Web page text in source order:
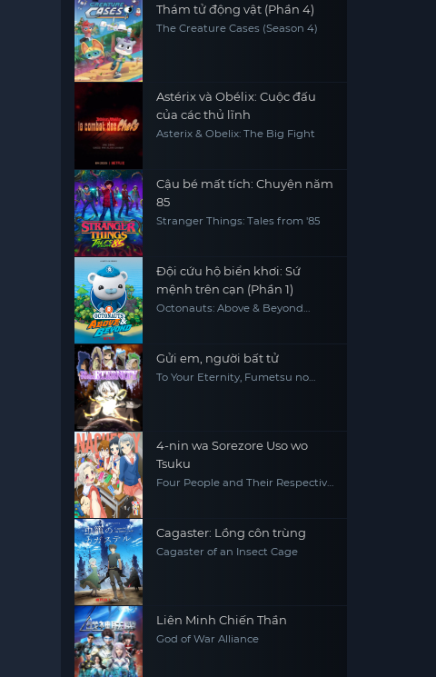
Thám tử động vật (Phần 4)
The Creature Cases (Season 4)
Astérix và Obélix: Cuộc đấu
của các thủ lĩnh
Asterix & Obelix: The Big Fight
Cậu bé mất tích: Chuyện năm
85
Stranger Things: Tales from '85
Đội cứu hộ biển khơi: Sứ
mệnh trên cạn (Phần 1)
Octonauts: Above & Beyond
Gửi em, người bất tử
To Your Eternity, Fumetsu no
4-nin wa Sorezore Uso wo
Tsuku
Four People and Their Respective
Cagaster: Lồng côn trùng
Cagaster of an Insect Cage
Liên Minh Chiến Thần
God of War Alliance